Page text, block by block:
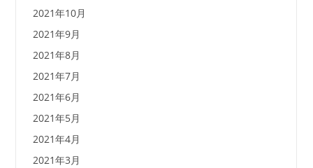
2021年10月
2021年9月
2021年8月
2021年7月
2021年6月
2021年5月
2021年4月
2021年3月